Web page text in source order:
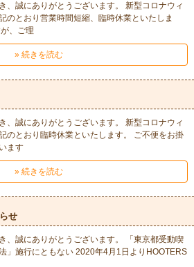
、誠にありがとうございます。 新型コロナウィ
のとおり営業時間短縮、臨時休業といたしま
、ご理
» 続きを読む
、誠にありがとうございます。 新型コロナウィ
のとおり臨時休業といたします。 ご不便をお掛
ます
» 続きを読む
せ
、誠にありがとうございます。 「東京都受動喫
」施行にともない 2020年4月1日よりHOOTERS